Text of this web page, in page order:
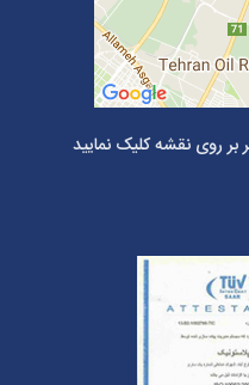
بر روی نقشه کلیک نمایید